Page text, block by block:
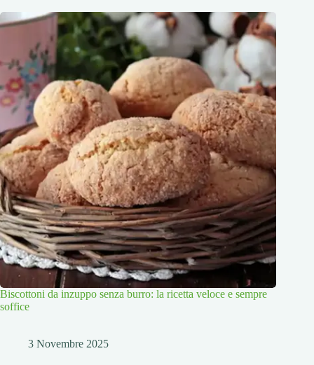
Biscottoni da inzuppo senza burro: la ricetta veloce e sempre
soffice
3 Novembre 2025